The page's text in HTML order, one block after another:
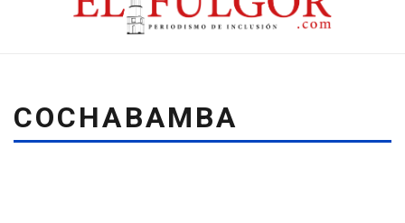
COCHABAMBA